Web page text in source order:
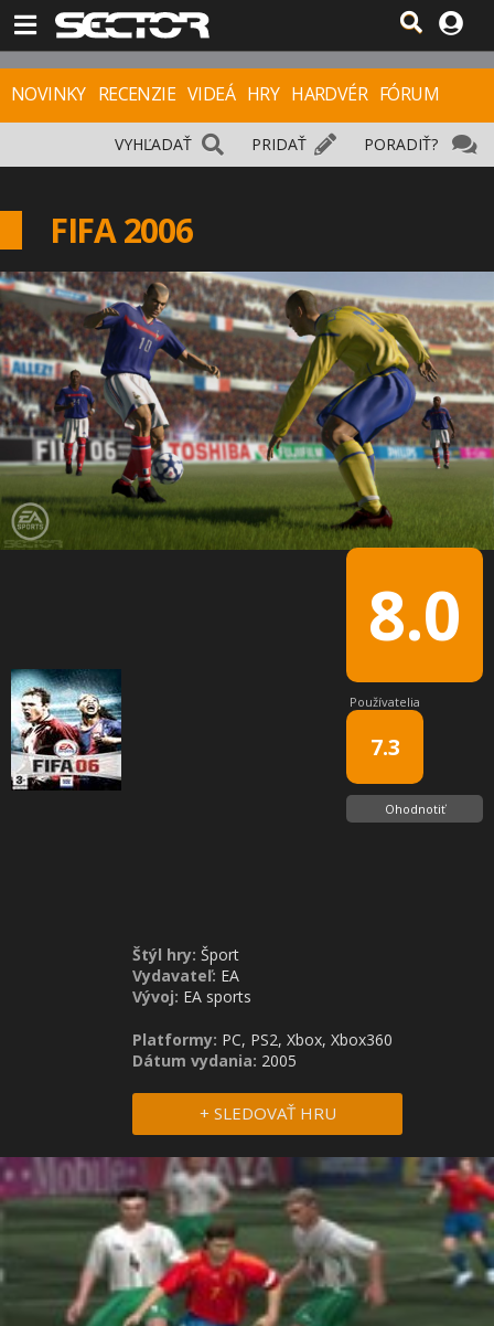
NOVINKY RECENZIE VIDEÁ HRY HARDVÉR FÓRUM
PORADIŤ?
PRIDAŤ
VYHĽADAŤ
FIFA 2006
8.0
Používatelia
7.3
Ohodnotiť
Štýl hry: Šport
Vydavateľ: EA
Vývoj: EA sports
Platformy: PC, PS2, Xbox, Xbox360
Dátum vydania: 2005
+ SLEDOVAŤ HRU